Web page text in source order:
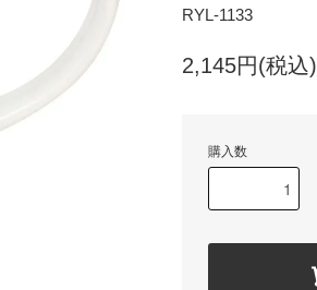
RYL-1133
2,145円(税込)
購入数